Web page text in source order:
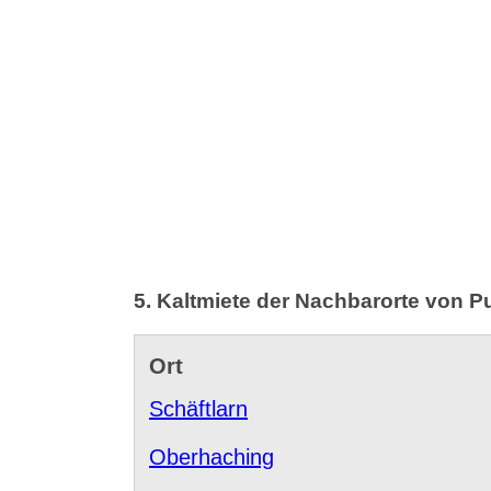
5. Kaltmiete der Nachbarorte von
Ort
Schäftlarn
Oberhaching